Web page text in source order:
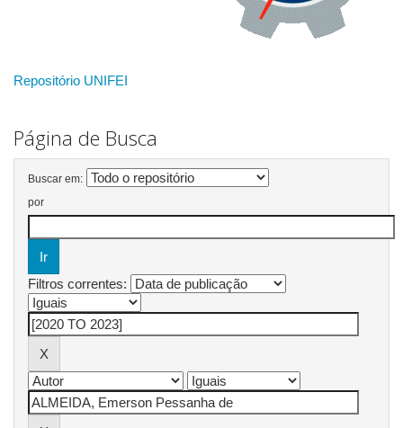
Repositório UNIFEI
Página de Busca
Buscar em:
por
Filtros correntes: